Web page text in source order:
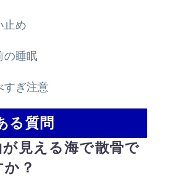
止め
の睡眠
すぎ注意
る質問
見える海で散骨で
？